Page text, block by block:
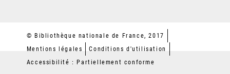
© Bibliothèque nationale de France, 2017
Mentions légales
Conditions d'utilisation
Accessibilité : Partiellement conforme